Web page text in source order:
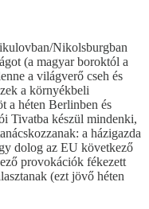
Nikolsburgban
(a magyar boroktól a
a világverő cseh és
a környékbeli
a héten Berlinben és
Tivatba készül mindenki,
a házigazda
dolog az EU következő
provokációk fékezett
(ezt jövő héten